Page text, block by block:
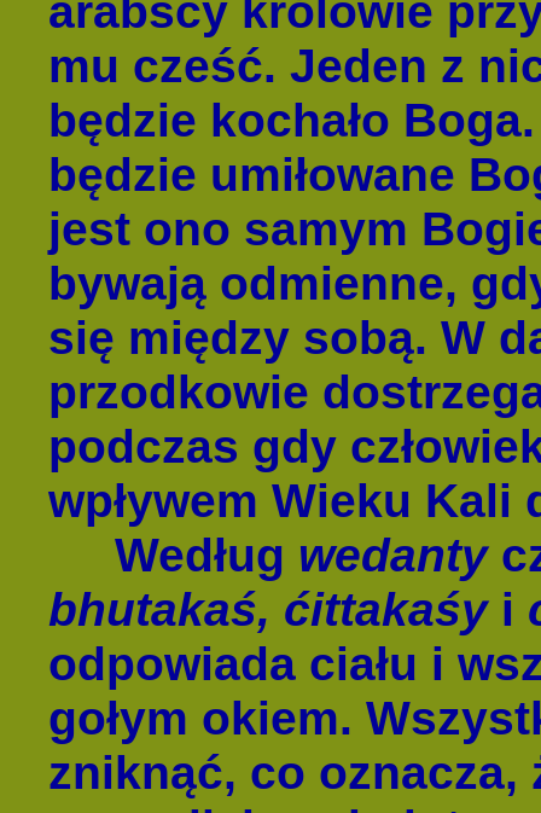
arabscy królowie
mu cześć. Jeden z
będzie kochało
będzie umiłowane
jest ono samym
bywają odmienne,
się między sobą. W
przodkowie
podczas gdy
wpływem Wieku
Według wedanty
bhutakaś, ćittakaśy i
odpowiada ciału i
gołym okiem.
zniknąć, co oznacza,